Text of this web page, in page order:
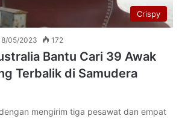
Crispy
05/2023 172
Bantu Cari 39 Awak
Terbalik di Samudera
mengirim tiga pesawat dan empat